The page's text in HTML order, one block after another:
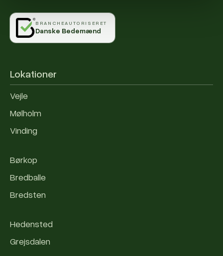
BRANCHEAUTORISERET
Danske Bedemænd
Lokationer
Vejle
Mølholm
Vinding
Børkop
Bredballe
Bredsten
Hedensted
Grejsdalen